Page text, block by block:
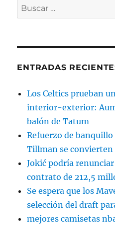
Buscar
por:
ENTRADAS
Los Celtics prueban
interior-exterior:
balón de Tatum
Refuerzo de
Tillman se convierten
Jokić podría
contrato de 212,5
Se espera que los
selección del draft
mejores camisetas